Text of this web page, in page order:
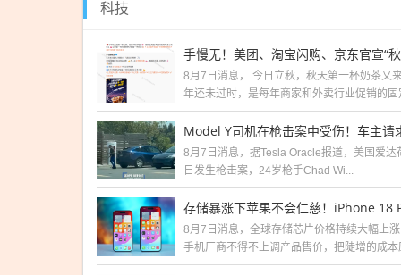
科技
8月7日消息， 今日立秋，秋天第一杯奶茶又
年还未过时，是每年商家和外卖行业促销的
8月7日消息，据Tesla Oracle报道，美国爱
日发生枪击案，24岁枪手Chad Wi...
8月7日消息，全球存储芯片价格持续大幅上
手机厂商不得不上调产品售价，把陡增的成